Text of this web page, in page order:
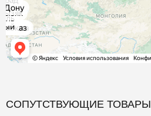
СОПУТСТВУЮЩИЕ ТОВАРЫ